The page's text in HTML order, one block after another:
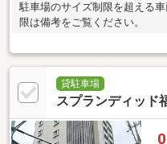
駐車場のサイズ制限を超える
限は備考をご覧ください。
貸駐車場
スプランディッド